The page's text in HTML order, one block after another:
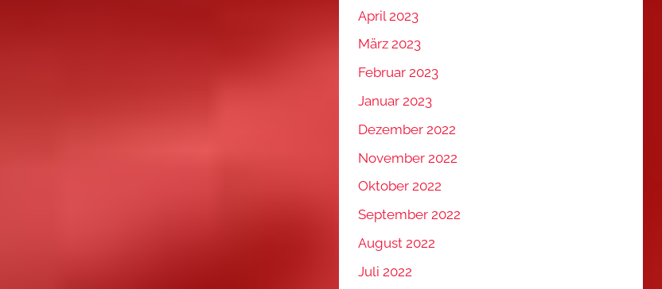
April 2023
März 2023
Februar 2023
Januar 2023
Dezember 2022
November 2022
Oktober 2022
September 2022
August 2022
Juli 2022